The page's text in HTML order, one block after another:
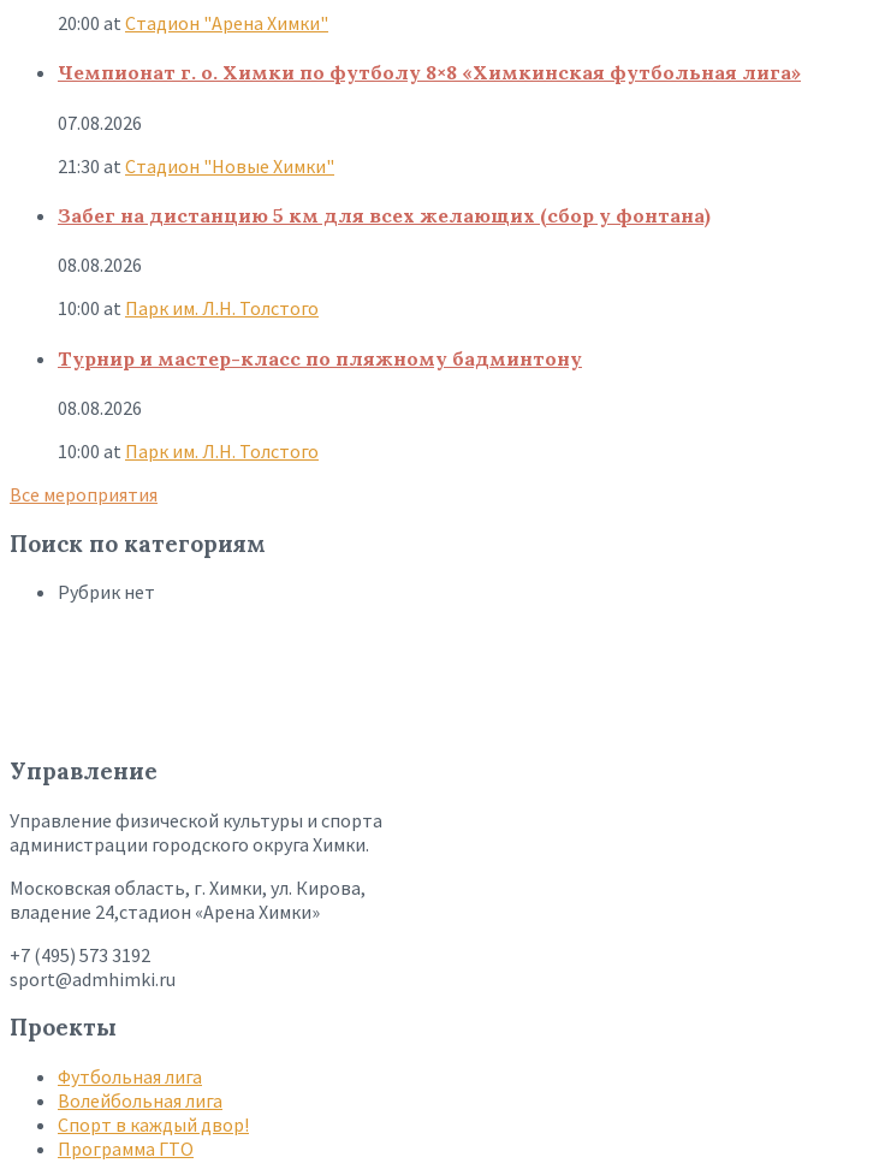
20:00 at Стадион "Арена Химки"
Чемпионат г. о. Химки по футболу 8×8 «Химкинская футбольная лига»
07.08.2026
21:30 at Стадион "Новые Химки"
Забег на дистанцию 5 км для всех желающих (сбор у фонтана)
08.08.2026
10:00 at Парк им. Л.Н. Толстого
Турнир и мастер-класс по пляжному бадминтону
08.08.2026
10:00 at Парк им. Л.Н. Толстого
Все мероприятия
Поиск по категориям
Рубрик нет
Управление
Управление физической культуры и спорта
администрации городского округа Химки.
Московская область, г. Химки, ул. Кирова,
владение 24,стадион «Арена Химки»
+7 (495) 573 3192
sport@admhimki.ru
Проекты
Футбольная лига
Волейбольная лига
Спорт в каждый двор!
Программа ГТО